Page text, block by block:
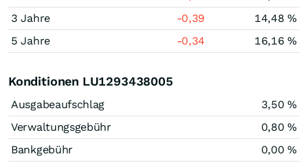
3 Jahre
-0,39
14,48 %
5 Jahre
-0,34 16,16 %
Konditionen LU1293438005
Ausgabeaufschlag
3,50 %
Verwaltungsgebühr
0,80 %
Bankgebühr
0,00 %